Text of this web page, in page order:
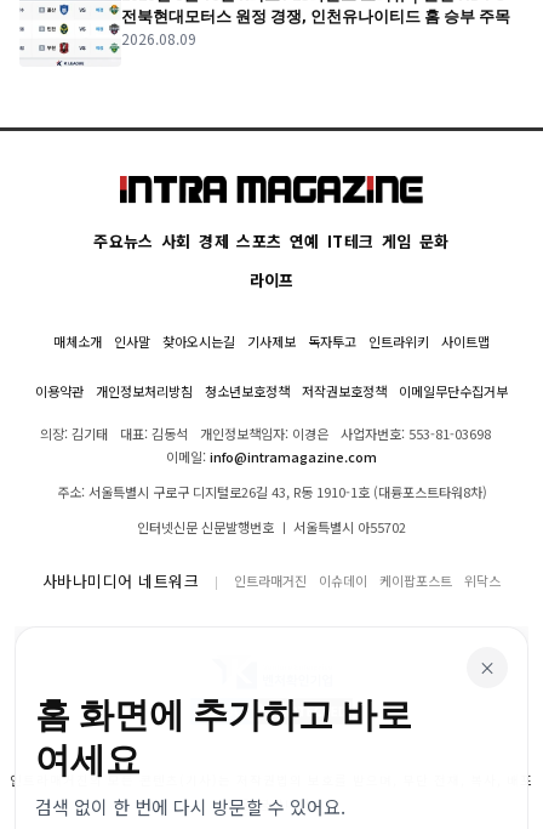
전북현대모터스 원정 경쟁, 인천유나이티드 홈 승부 주목
2026.08.09
주요뉴스 사회 경제 스포츠 연예 IT테크 게임 문화
라이프
매체소개 인사말 찾아오시는길 기사제보 독자투고 인트라위키 사이트맵
이용약관 개인정보처리방침 청소년보호정책 저작권보호정책 이메일무단수집거부
의장: 김기태 대표: 김동석 개인정보책임자: 이경은
사업자번호: 553-81-03698
이메일:info@intramagazine.com
주소: 서울특별시 구로구 디지털로26길 43, R동 1910-1호 (대륭포스트타워8차)
인터넷신문 신문발행번호 ㅣ 서울특별시 아55702
사바나미디어 네트워크 인트라매거진 이슈데이 케이팝포스트 위닥스
인트라매거진의 모든 콘텐츠(기사)는 저작권법의 보호를 받으며, 무단 전재, 복사, 배포
등을 금합니다.
×
홈 화면에 추가하고 바로
여세요
검색 없이 한 번에 다시 방문할 수 있어요.